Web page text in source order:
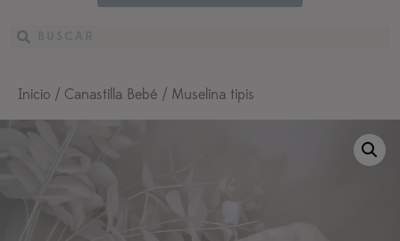
Inicio / Canastilla Bebé / Muselina tipis